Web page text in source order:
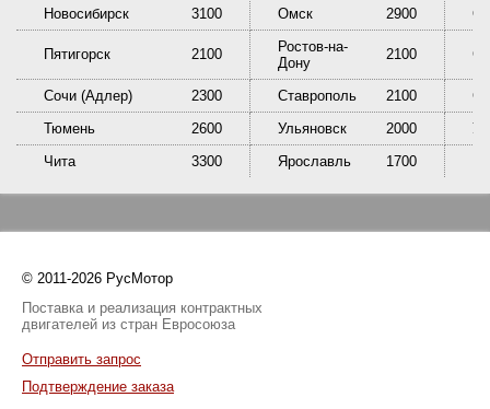
Новосибирск 3100 Омск 2900
Пятигорск 2100
Ростов-на-
Дону
2100
Сочи (Адлер) 2300 Ставрополь 2100
Тюмень
2600 Ульяновск 2000
Чита
3300 Ярославль 1700
© 2011-2026 РусМотор
Поставка и реализация контрактных
двигателей из стран Евросоюза
Отправить запрос
Подтверждение заказа